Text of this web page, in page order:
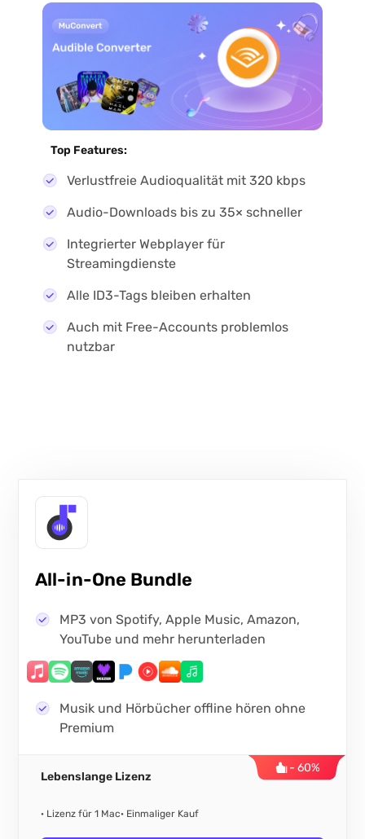
Top Features:
Verlustfreie Audioqualität mit 320 kbps
Audio-Downloads bis zu 35× schneller
Integrierter Webplayer für
Streamingdienste
Alle ID3-Tags bleiben erhalten
Auch mit Free-Accounts problemlos
nutzbar
All-in-One Bundle
MP3 von Spotify, Apple Music, Amazon,
YouTube und mehr herunterladen
Musik und Hörbücher offline hören ohne
Premium
- 60%
Lebenslange Lizenz
· Lizenz für 1 Mac· Einmaliger Kauf